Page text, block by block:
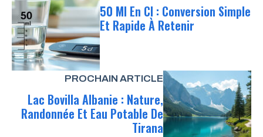
50 Ml En Cl : Conversion Simple
Et Rapide À Retenir
PROCHAIN ARTICLE
Lac Bovilla Albanie : Nature,
Randonnée Et Eau Potable De
Tirana